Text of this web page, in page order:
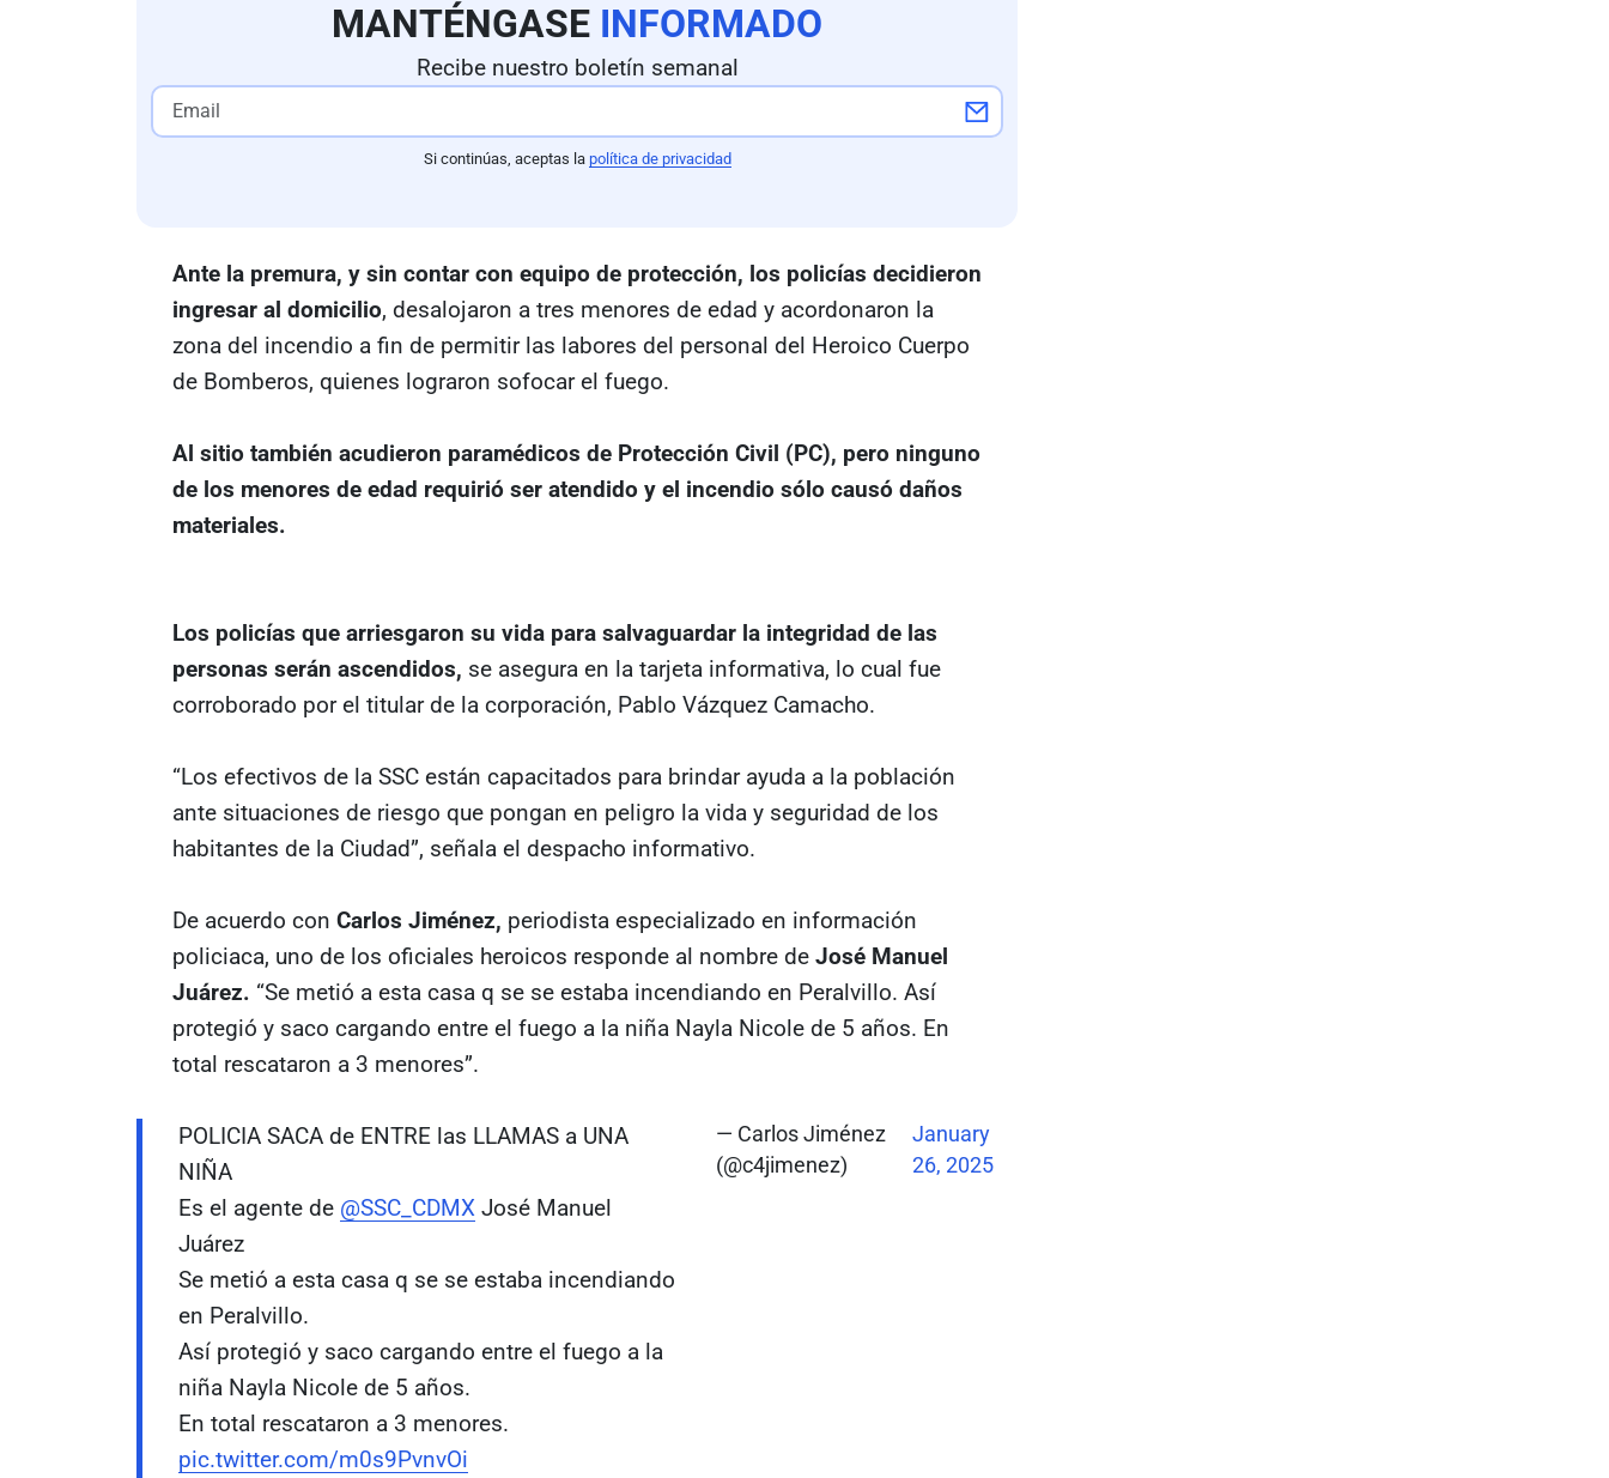
MANTÉNGASE INFORMADO
Recibe nuestro boletín semanal
Si continúas, aceptas la política de privacidad
Ante la premura, y sin contar con equipo de protección, los policías decidieron
ingresar al domicilio, desalojaron a tres menores de edad y acordonaron la
zona del incendio a fin de permitir las labores del personal del Heroico Cuerpo
de Bomberos, quienes lograron sofocar el fuego.
Al sitio también acudieron paramédicos de Protección Civil (PC), pero ninguno
de los menores de edad requirió ser atendido y el incendio sólo causó daños
materiales.
Los policías que arriesgaron su vida para salvaguardar la integridad de las
personas serán ascendidos, se asegura en la tarjeta informativa, lo cual fue
corroborado por el titular de la corporación, Pablo Vázquez Camacho.
“Los efectivos de la SSC están capacitados para brindar ayuda a la población
ante situaciones de riesgo que pongan en peligro la vida y seguridad de los
habitantes de la Ciudad”, señala el despacho informativo.
De acuerdo con Carlos Jiménez, periodista especializado en información
policiaca, uno de los oficiales heroicos responde al nombre de José Manuel
Juárez. “Se metió a esta casa q se se estaba incendiando en Peralvillo. Así
protegió y saco cargando entre el fuego a la niña Nayla Nicole de 5 años. En
total rescataron a 3 menores”.
POLICIA SACA de ENTRE las LLAMAS a UNA
NIÑA
Es el agente de @SSC_CDMX José Manuel
Juárez
Se metió a esta casa q se se estaba incendiando
en Peralvillo.
Así protegió y saco cargando entre el fuego a la
niña Nayla Nicole de 5 años.
En total rescataron a 3 menores.
pic.twitter.com/m0s9PvnvOi
— Carlos Jiménez
(@c4jimenez)
January
26, 2025